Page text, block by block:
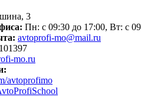
3
Пн: с 09:30 до 17:00, Вт: с
avtoprofi-mo@mail.ru
mo.ru
avtoprofimo